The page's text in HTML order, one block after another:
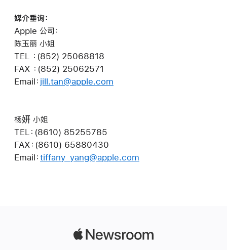
媒介垂询：
Apple 公司：
陈玉丽 小姐
TEL ：(852) 25068818
FAX ：(852) 25062571
Email： jill.tan@apple.com
杨妍 小姐
TEL：(8610) 85255785
FAX：(8610) 65880430
Email： tiffany_yang@apple.com